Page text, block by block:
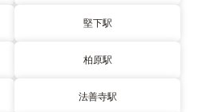
堅下駅
柏原駅
法善寺駅